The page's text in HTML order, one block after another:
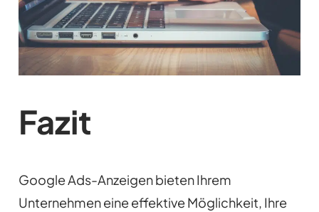
Fazit
Google Ads-Anzeigen bieten Ihrem
Unternehmen eine effektive Möglichkeit, Ihre